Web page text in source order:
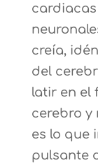
cardiacas
creía,
del
latir en el
cerebro y
es lo que
pulsante